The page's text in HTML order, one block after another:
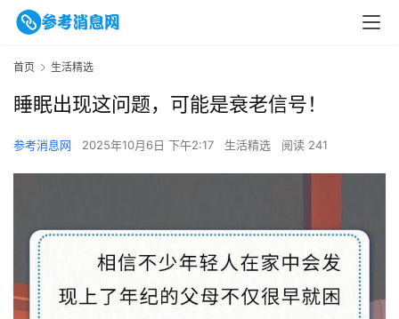
首页 生活精选
睡眠出现这问题，可能是衰老信号！
参考消息网 2025年10月6日 下午2:17 生活精选 阅读 241